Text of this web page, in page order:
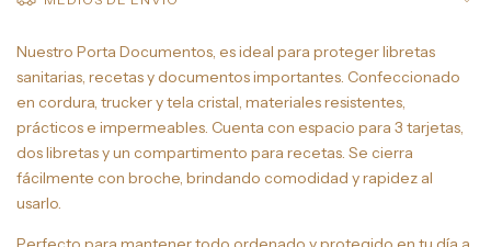
Nuestro Porta Documentos, es ideal para proteger libretas
sanitarias, recetas y documentos importantes. Confeccionado
en cordura, trucker y tela cristal, materiales resistentes,
prácticos e impermeables. Cuenta con espacio para 3 tarjetas,
dos libretas y un compartimento para recetas. Se cierra
fácilmente con broche, brindando comodidad y rapidez al
usarlo.